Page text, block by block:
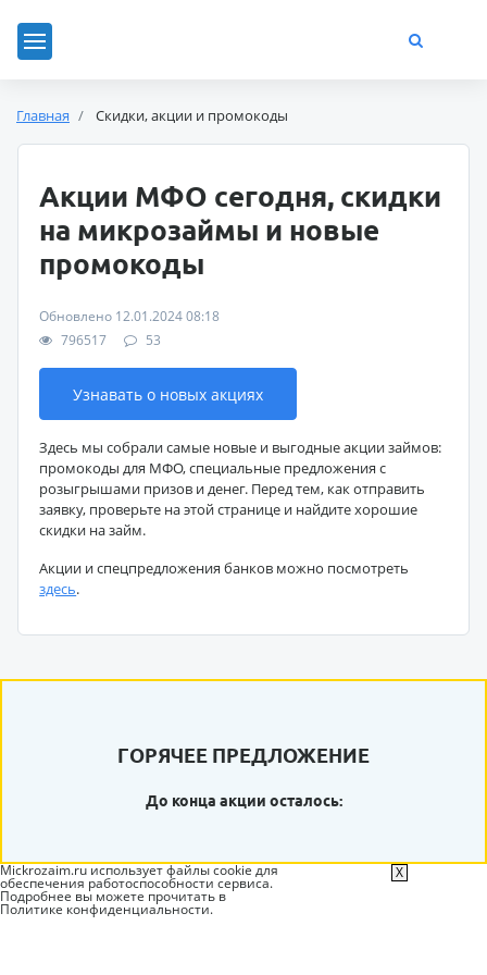
Главная Скидки, акции и промокоды
Акции МФО сегодня, скидки
на микрозаймы и новые
промокоды
Обновлено 12.01.2024 08:18
796517
53
Узнавать о новых акциях
Здесь мы собрали самые новые и выгодные акции займов:
промокоды для МФО, специальные предложения с
розыгрышами призов и денег. Перед тем, как отправить
заявку, проверьте на этой странице и найдите хорошие
скидки на займ.
Акции и спецпредложения банков можно посмотреть
здесь.
ГОРЯЧЕЕ ПРЕДЛОЖЕНИЕ
До конца акции осталось:
Mickrozaim.ru использует файлы cookie для
обеспечения работоспособности сервиса.
Подробнее вы можете прочитать в
Политике конфиденциальности.
X